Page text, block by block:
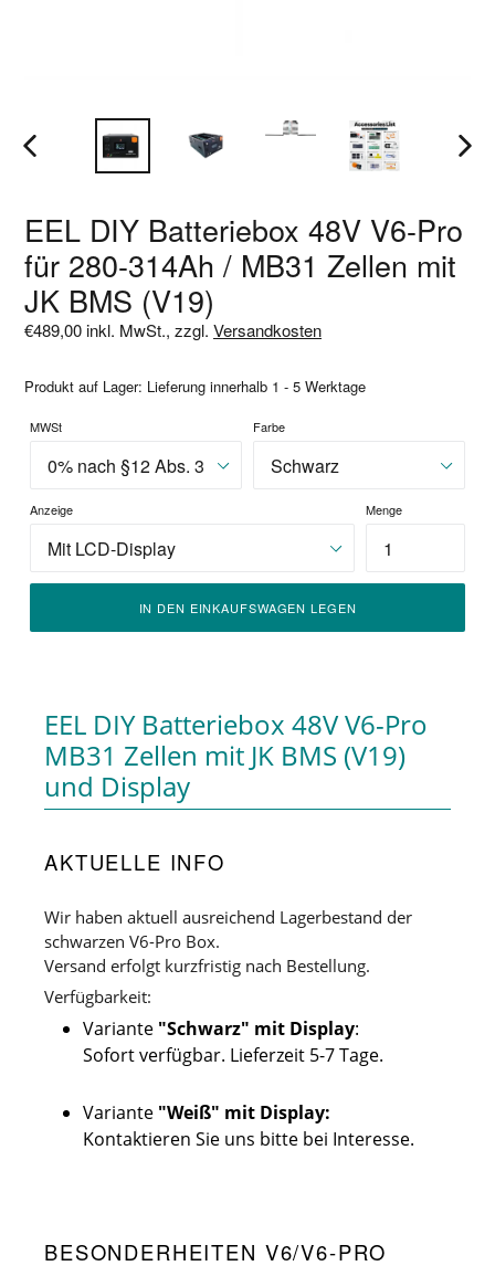
VORHERIGER
EEL DIY Batteriebox 48V V6-Pro
für 280-314Ah / MB31 Zellen mit
JK BMS (V19)
Normaler
€489,00inkl. MwSt., zzgl. Versandkosten
Produkt auf Lager: Lieferung innerhalb 1 - 5 Werktage
MWSt Farbe
Anzeige Menge
IN DEN EINKAUFSWAGEN LEGEN
EEL DIY Batteriebox 48V V6-Pro
MB31 Zellen mit JK BMS (V19)
und Display
AKTUELLE INFO
Wir haben aktuell ausreichend Lagerbestand der
schwarzen V6-Pro Box.
Versand erfolgt kurzfristig nach Bestellung.
Verfügbarkeit:
Variante "Schwarz" mit Display:
Sofort verfügbar. Lieferzeit 5-7 Tage.
Variante "Weiß" mit Display:
Kontaktieren Sie uns bitte bei Interesse.
BESONDERHEITEN V6/V6-PRO